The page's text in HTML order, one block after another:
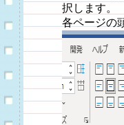
択します。
各ページの